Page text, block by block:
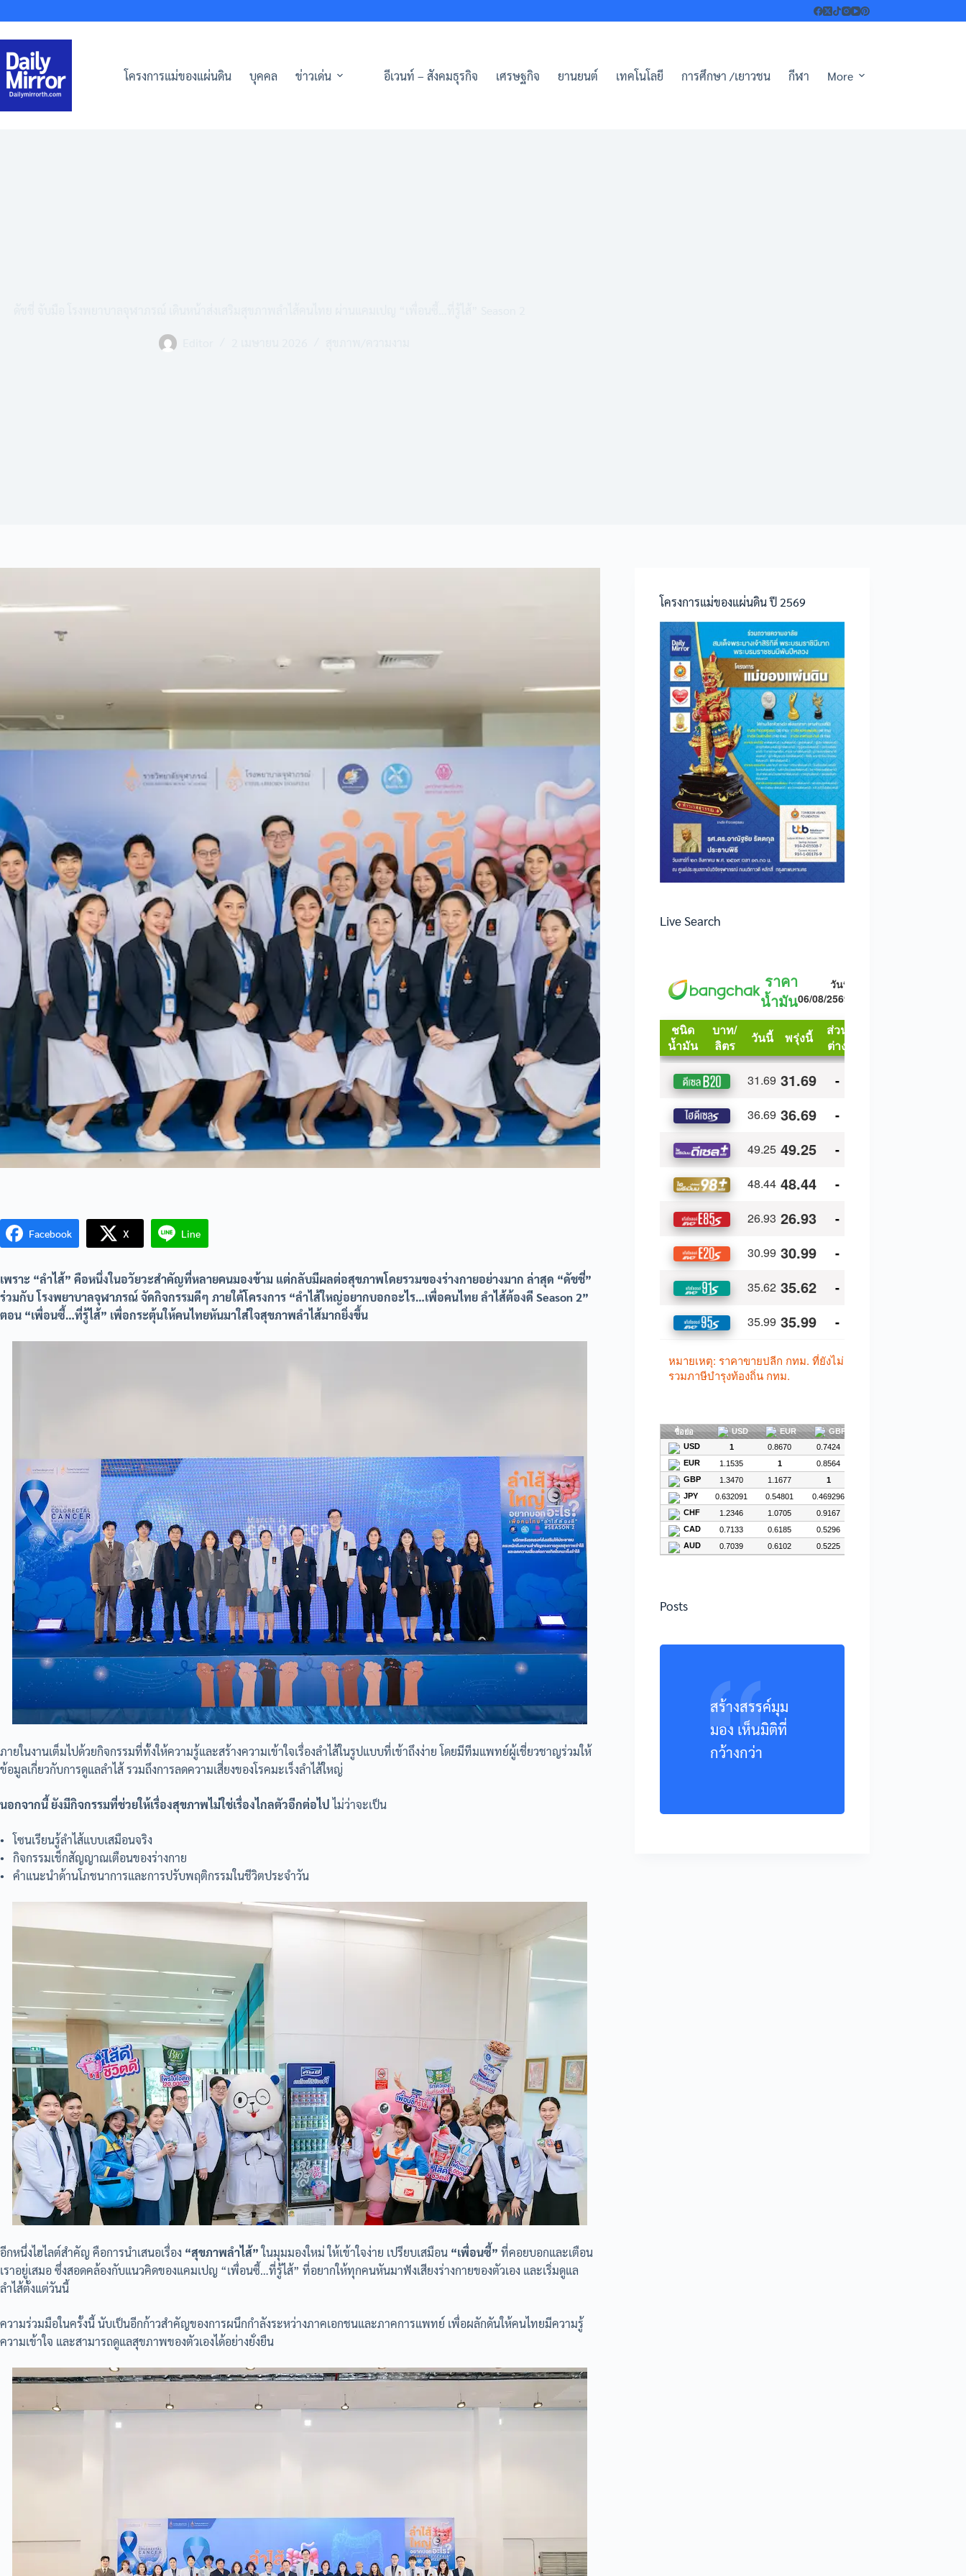
to
content
โครงการแม่ของแผ่นดิน บุคคล ข่าวเด่น อีเวนท์ – สังคมธุรกิจ เศรษฐกิจ ยานยนต์ เทคโนโลยี การศึกษา /เยาวชน กีฬา More
Facebook X Line
เพราะ “ลำไส้” คือหนึ่งในอวัยวะสำคัญที่หลายคนมองข้าม แต่กลับมีผลต่อสุขภาพโดยรวมของร่างกายอย่างมาก ล่าสุด “ดัชชี่”
ร่วมกับ โรงพยาบาลจุฬาภรณ์ จัดกิจกรรมดีๆ ภายใต้โครงการ “ลำไส้ใหญ่อยากบอกอะไร…เพื่อคนไทย ลำไส้ต้องดี Season 2”
ตอน “เพื่อนซี้…ที่รู้ไส้” เพื่อกระตุ้นให้คนไทยหันมาใส่ใจสุขภาพลำไส้มากยิ่งขึ้น
ภายในงานเต็มไปด้วยกิจกรรมที่ทั้งให้ความรู้และสร้างความเข้าใจเรื่องลำไส้ในรูปแบบที่เข้าถึงง่าย โดยมีทีมแพทย์ผู้เชี่ยวชาญร่วมให้
ข้อมูลเกี่ยวกับการดูแลลำไส้ รวมถึงการลดความเสี่ยงของโรคมะเร็งลำไส้ใหญ่
นอกจากนี้ ยังมีกิจกรรมที่ช่วยให้เรื่องสุขภาพไม่ใช่เรื่องไกลตัวอีกต่อไปไม่ว่าจะเป็น
• โซนเรียนรู้ลำไส้แบบเสมือนจริง
• กิจกรรมเช็กสัญญาณเตือนของร่างกาย
• คำแนะนำด้านโภชนาการและการปรับพฤติกรรมในชีวิตประจำวัน
อีกหนึ่งไฮไลต์สำคัญ คือการนำเสนอเรื่อง “สุขภาพลำไส้”ในมุมมองใหม่ ให้เข้าใจง่าย เปรียบเสมือน “เพื่อนซี้” ที่คอยบอกและเตือน
เราอยู่เสมอ ซึ่งสอดคล้องกับแนวคิดของแคมเปญ “เพื่อนซี้…ที่รู้ไส้” ที่อยากให้ทุกคนหันมาฟังเสียงร่างกายของตัวเอง และเริ่มดูแล
ลำไส้ตั้งแต่วันนี้
ความร่วมมือในครั้งนี้ นับเป็นอีกก้าวสำคัญของการผนึกกำลังระหว่างภาคเอกชนและภาคการแพทย์ เพื่อผลักดันให้คนไทยมีความรู้
ความเข้าใจ และสามารถดูแลสุขภาพของตัวเองได้อย่างยั่งยืน
โครงการแม่ของแผ่นดิน ปี 2569
Live Search
Posts
สร้างสรรค์มุม
มอง เห็นมิติที่
กว้างกว่า